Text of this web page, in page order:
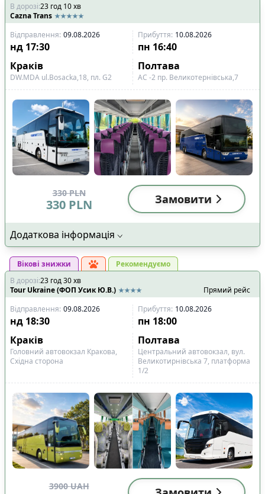
В дорозі:23 год 10хв
Cazna Trans
Відправлення: 09.08.2026 Прибуття: 10.08.2026
нд 17:30 пн 16:40
Краків
Полтава
DW.MDA ul.Bosacka,18, пл. G2 АС -2 пр. Великотернівська,7
330 PLN
330 PLN Замовити
Додаткова інформація
Вікові знижки
Рекомендуємо
В дорозі:23 год30хв
Tour Ukraine (ФОП Усик Ю.В.)
Прямий рейс
Відправлення: 09.08.2026 Прибуття: 10.08.2026
нд 18:30 пн 18:00
Краків
Полтава
Головний автовокзал Кракова,
Східна сторона
Центральний автовокзал, вул.
Великотирнівська 7, платформа
1/2
3900 UAH